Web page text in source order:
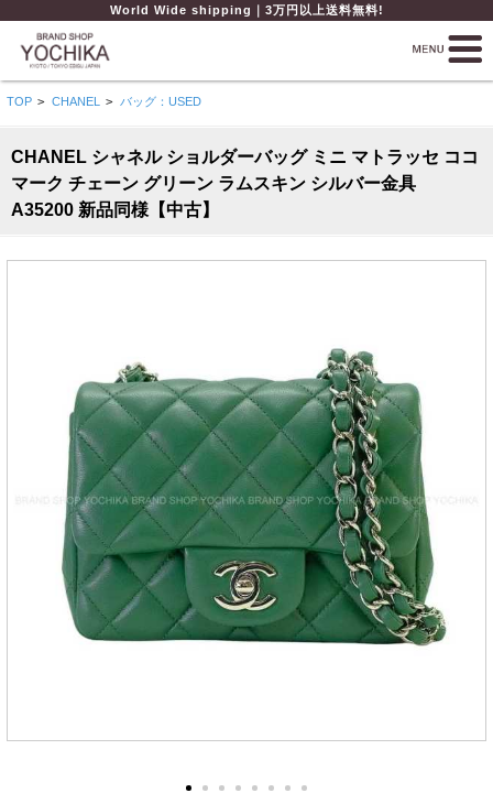
World Wide shipping｜3万円以上送料無料!
TOP > CHANEL > バッグ：USED
CHANEL シャネル ショルダーバッグ ミニ マトラッセ ココ
マーク チェーン グリーン ラムスキン シルバー金具
A35200 新品同様【中古】